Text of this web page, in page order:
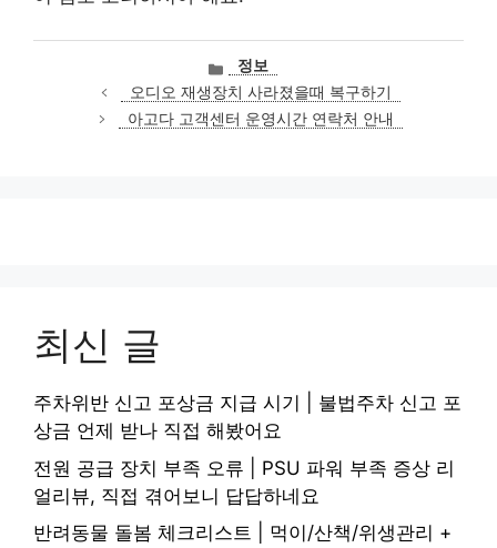
카
테
고
리
정보
오디오 재생장치 사라졌을때 복구하기
아고다 고객센터 운영시간 연락처 안내
최신 글
주차위반 신고 포상금 지급 시기 | 불법주차 신고 포
상금 언제 받나 직접 해봤어요
전원 공급 장치 부족 오류 | PSU 파워 부족 증상 리
얼리뷰, 직접 겪어보니 답답하네요
반려동물 돌봄 체크리스트 | 먹이/산책/위생관리 +